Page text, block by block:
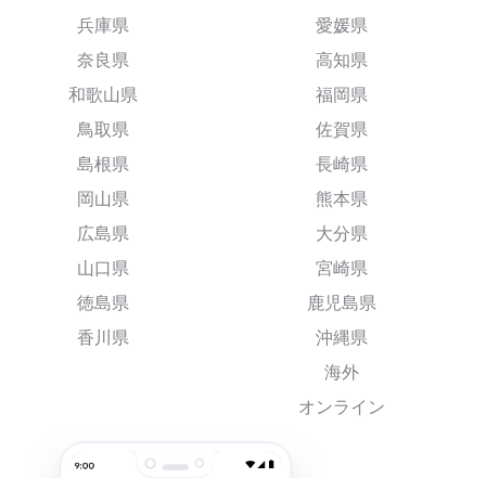
兵庫県
奈良県
和歌山県
鳥取県
島根県
岡山県
広島県
山口県
徳島県
香川県
愛媛県
高知県
福岡県
佐賀県
長崎県
熊本県
大分県
宮崎県
鹿児島県
沖縄県
海外
オンライン